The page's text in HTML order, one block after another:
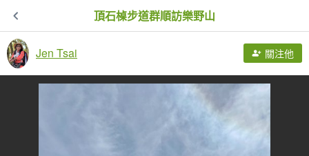
頂石槕步道群順訪樂野山
Jen Tsai 關注他